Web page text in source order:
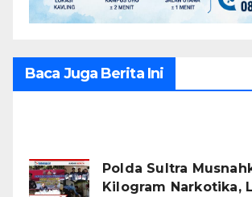
Baca Juga Berita Ini
Polda Sultra
Kilogram Narkotika,